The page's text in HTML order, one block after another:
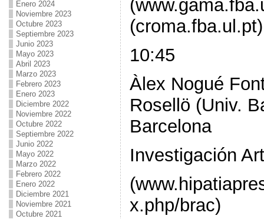
Enero 2024
Noviembre 2023
Octubre 2023
Septiembre 2023
Junio 2023
Mayo 2023
Abril 2023
Marzo 2023
Febrero 2023
Enero 2023
Diciembre 2022
Noviembre 2022
Octubre 2022
Septiembre 2022
Junio 2022
Mayo 2022
Marzo 2022
Febrero 2022
Enero 2022
Diciembre 2021
Noviembre 2021
Octubre 2021
(croma.fba.ul.pt)
10:45
Àlex Nogué
Rosellö (Univ.
Barcelona
Investigación
x.php/brac)